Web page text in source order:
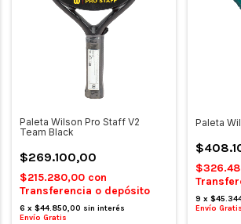
Paleta Wilson Pro Staff V2
Team Black
$269.100,00
$215.280,00 con
Transferencia o depósito
6 x$44.850,00 sin interés
Envío Gratis
Paleta
9 x
Envío Gratis